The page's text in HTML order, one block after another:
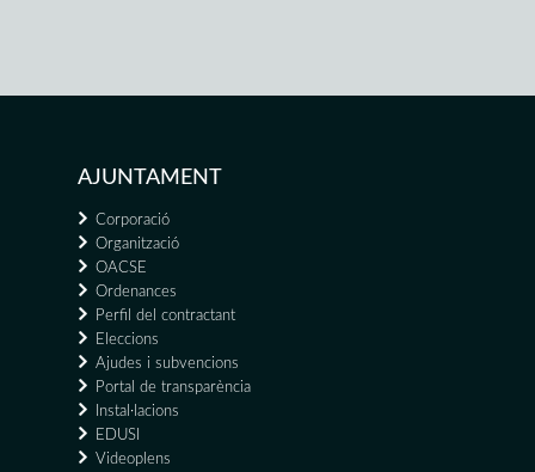
AJUNTAMENT
Corporació
Organització
OACSE
Ordenances
Perfil del contractant
Eleccions
Ajudes i subvencions
Portal de transparència
Instal·lacions
EDUSI
Videoplens